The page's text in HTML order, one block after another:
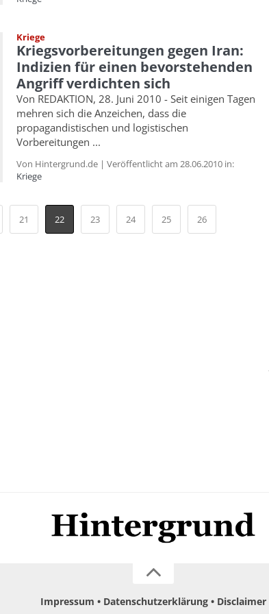
Kriege
Kriegsvorbereitungen gegen Iran:
Indizien für einen bevorstehenden
Angriff verdichten sich
Von REDAKTION, 28. Juni 2010 - Seit einigen Tagen
mehren sich die Anzeichen, dass die
propagandistischen und logistischen
Vorbereitungen ...
Von Hintergrund.de | Veröffentlicht am 28.06.2010 in:
Kriege
21 22 23 24 25 26
Impressum Datenschutzerklärung Disclaimer